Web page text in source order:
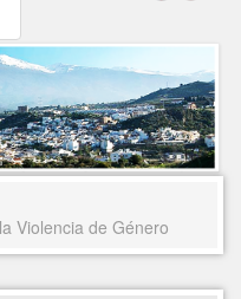
Violencia de Género